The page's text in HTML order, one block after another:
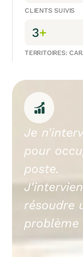
CLIENTS SUIVIS
3+
TERRITOIRES:
Je
pour
poste.
résoudre
problème